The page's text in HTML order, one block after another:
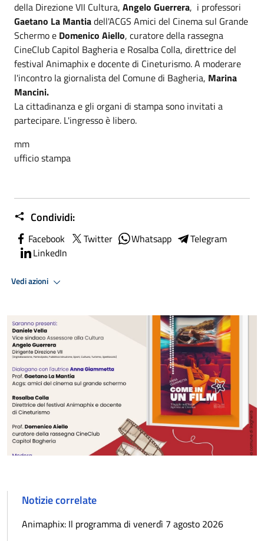
della Direzione VII Cultura, Angelo Guerrera, i professori
Gaetano La Mantiadell'ACGS Amici del Cinema sul Grande
Schermo e Domenico Aiello, curatore della rassegna
CineClub Capitol Bagheria e Rosalba Colla, direttrice del
festival Animaphix e docente di Cineturismo. A moderare
l'incontro la giornalista del Comune di Bagheria, Marina
Mancini.
La cittadinanza e gli organi di stampa sono invitati a
partecipare. L'ingresso è libero.
mm
ufficio stampa
Condividi:
Facebook Twitter Whatsapp
Telegram
LinkedIn
Vedi azioni
Notizie correlate
Animaphix: Il programma di venerdì 7 agosto 2026